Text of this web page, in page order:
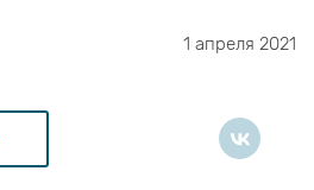
1 апреля 2021